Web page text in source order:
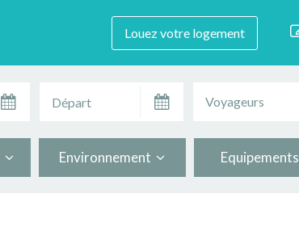
Louez votre logement
Voyageurs
Environnement Equipements